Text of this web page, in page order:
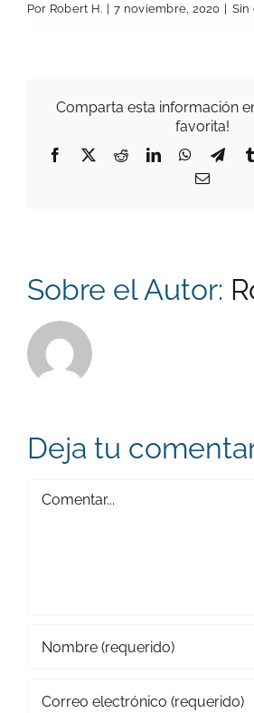
Por Robert H. | 7 noviembre, 2020 | Sin
Comparta esta información
favorita!
Facebook
X RedditLinkedInWhatsApp
Correo
Sobre el Autor:
Deja tu
Comentar